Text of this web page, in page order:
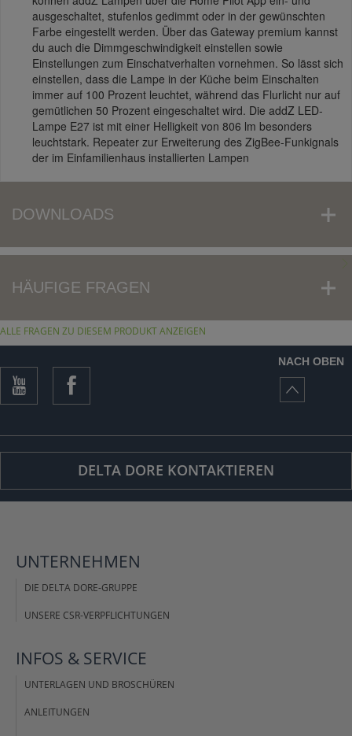
ausgeschaltet, stufenlos gedimmt oder in der gewünschten
Farbe eingestellt werden. Über das Gateway premium kannst
du auch die Dimmgeschwindigkeit einstellen sowie
Einstellungen zum Einschatverhalten vornehmen. So lässt sich
einstellen, dass die Lampe in der Küche beim Einschalten
immer auf 100 Prozent leuchtet, während das Flurlicht nur auf
gemütlichen 50 Prozent eingeschaltet wird. Die addZ LED-
Lampe E27 ist mit einer Helligkeit von 806 lm besonders
leuchtstark. Repeater zur Erweiterung des ZigBee-Funkignals
der im Einfamilienhaus installierten Lampen
DOWNLOADS
HÄUFIGE FRAGEN
ALLE FRAGEN ZU DIESEM PRODUKT ANZEIGEN
NACH OBEN
DELTA DORE KONTAKTIEREN
UNTERNEHMEN
DIE DELTA DORE-GRUPPE
UNSERE CSR-VERPFLICHTUNGEN
INFOS & SERVICE
UNTERLAGEN UND BROSCHÜREN
ANLEITUNGEN